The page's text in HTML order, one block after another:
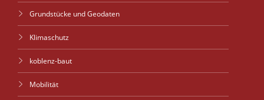
Grundstücke und Geodaten
Klimaschutz
koblenz-baut
Mobilität